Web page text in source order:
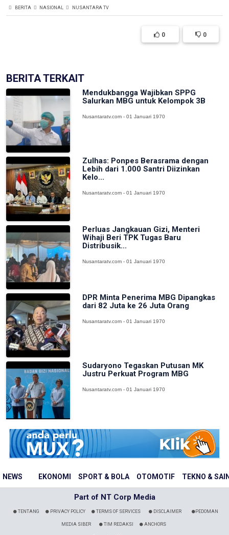
NEWS EKONOMI SPORT & BOLA OTOMOTIF TEKNO &
BERITA NASIONAL NUSANTARA TV
0 0
BERITA TERKAIT
Mendukbangga Wajibkan SPPG
Salurkan MBG untuk Kelompok 3B
Nusantaratv.com - 01 Januari 1970
Zulhas: Ponpes Berasrama dengan
Lebih dari 1.000 Santri Diizinkan
Kelo...
Nusantaratv.com - 01 Januari 1970
Perluas Jangkauan Gizi, Menteri
Wihaji Beri TPK Tugas Baru
Distribusik...
Nusantaratv.com - 01 Januari 1970
DPR Minta Penerima MBG Dipangkas
dari 82 Juta ke 26 Juta Orang
Nusantaratv.com - 01 Januari 1970
Sudaryono Tegaskan Putusan MK
Justru Perkuat Program MBG
Nusantaratv.com - 01 Januari 1970
Part of NT Corp Media
TENTANG PRIVACY POLICY TERMS OF SERVICES DISCLAIMER PEDOMAN
MEDIA SIBER TIM REDAKSI ANCHORS